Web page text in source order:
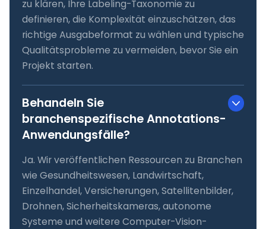
zu klären, Ihre Labeling-Taxonomie zu
definieren, die Komplexität einzuschätzen, das
richtige Ausgabeformat zu wählen und typische
Qualitätsprobleme zu vermeiden, bevor Sie ein
Projekt starten.
Behandeln Sie
branchenspezifische Annotations-
Anwendungsfälle?
Ja. Wir veröffentlichen Ressourcen zu Branchen
wie Gesundheitswesen, Landwirtschaft,
Einzelhandel, Versicherungen, Satellitenbilder,
Drohnen, Sicherheitskameras, autonome
Systeme und weitere Computer-Vision-